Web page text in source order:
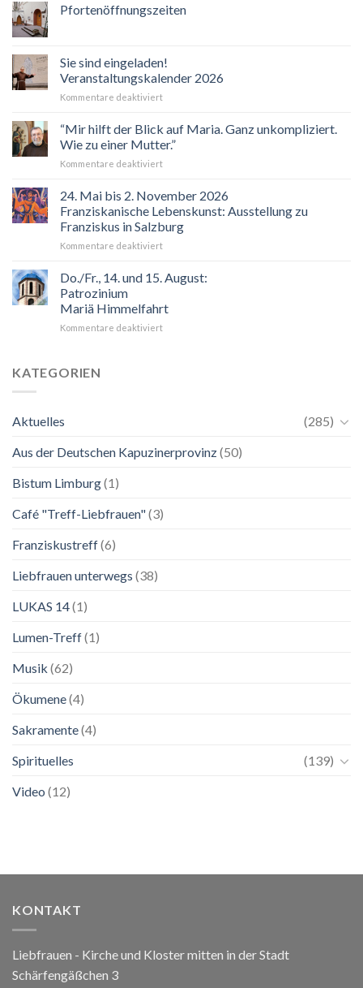
Pfortenöffnungszeiten
Sie sind eingeladen!
Veranstaltungskalender 2026
Kommentare deaktiviertfür
sind
eingeladen!
Veranstaltungskalender
2026
“Mir hilft der Blick auf Maria. Ganz unkompliziert.
Wie zu einer Mutter.”
Kommentare deaktiviertfür
hilft
der
Blick
auf
Maria.
unkompliziert.
einer
Mutter.”
24. Mai bis 2. November 2026
Franziskanische Lebenskunst: Ausstellung zu
Franziskus in Salzburg
Kommentare deaktiviertfür
Mai
bis
November
2026
Do./Fr., 14. und 15. August:
Patrozinium
Mariä Himmelfahrt
Kommentare deaktiviertfür
KATEGORIEN
Aktuelles
(285)
Aus der Deutschen Kapuzinerprovinz(50)
Bistum Limburg(1)
Café "Treff-Liebfrauen"(3)
Franziskustreff(6)
Liebfrauen unterwegs (38)
LUKAS 14(1)
Lumen-Treff(1)
Musik (62)
Ökumene(4)
Sakramente(4)
Spirituelles
(139)
Video (12)
KONTAKT
Liebfrauen - Kirche und Kloster mitten in der Stadt
Schärfengäßchen 3